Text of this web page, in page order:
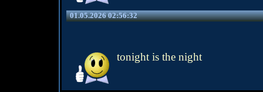
01.05.2026 02:56:32
tonight is the night